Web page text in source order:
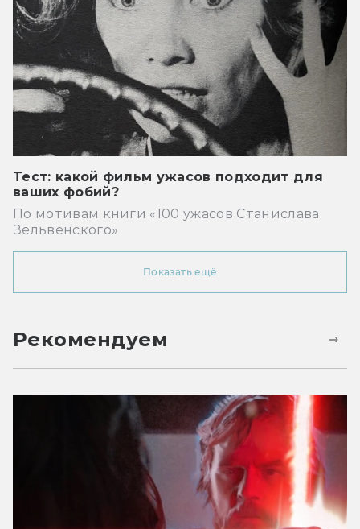
Тест: какой фильм ужасов подходит для
ваших фобий?
По мотивам книги «100 ужасов Станислава
Зельвенского»
Показать ещё
Рекомендуем